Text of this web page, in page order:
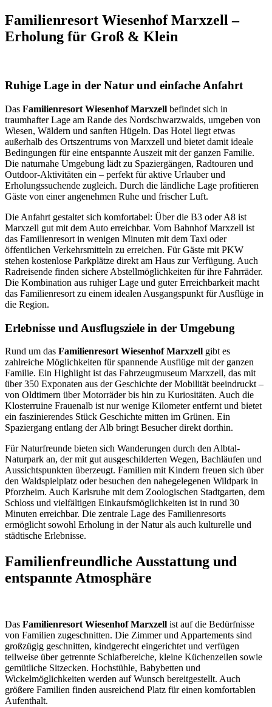
Familienresort Wiesenhof Marxzell –
Erholung für Groß & Klein
Ruhige Lage in der Natur und einfache Anfahrt
Das Familienresort Wiesenhof Marxzell befindet sich in
traumhafter Lage am Rande des Nordschwarzwalds, umgeben von
Wiesen, Wäldern und sanften Hügeln. Das Hotel liegt etwas
außerhalb des Ortszentrums von Marxzell und bietet damit ideale
Bedingungen für eine entspannte Auszeit mit der ganzen Familie.
Die naturnahe Umgebung lädt zu Spaziergängen, Radtouren und
Outdoor-Aktivitäten ein – perfekt für aktive Urlauber und
Erholungssuchende zugleich. Durch die ländliche Lage profitieren
Gäste von einer angenehmen Ruhe und frischer Luft.
Die Anfahrt gestaltet sich komfortabel: Über die B3 oder A8 ist
Marxzell gut mit dem Auto erreichbar. Vom Bahnhof Marxzell ist
das Familienresort in wenigen Minuten mit dem Taxi oder
öffentlichen Verkehrsmitteln zu erreichen. Für Gäste mit PKW
stehen kostenlose Parkplätze direkt am Haus zur Verfügung. Auch
Radreisende finden sichere Abstellmöglichkeiten für ihre Fahrräder.
Die Kombination aus ruhiger Lage und guter Erreichbarkeit macht
das Familienresort zu einem idealen Ausgangspunkt für Ausflüge in
die Region.
Erlebnisse und Ausflugsziele in der Umgebung
Rund um das Familienresort Wiesenhof Marxzell gibt es
zahlreiche Möglichkeiten für spannende Ausflüge mit der ganzen
Familie. Ein Highlight ist das Fahrzeugmuseum Marxzell, das mit
über 350 Exponaten aus der Geschichte der Mobilität beeindruckt –
von Oldtimern über Motorräder bis hin zu Kuriositäten. Auch die
Klosterruine Frauenalb ist nur wenige Kilometer entfernt und bietet
ein faszinierendes Stück Geschichte mitten im Grünen. Ein
Spaziergang entlang der Alb bringt Besucher direkt dorthin.
Für Naturfreunde bieten sich Wanderungen durch den Albtal-
Naturpark an, der mit gut ausgeschilderten Wegen, Bachläufen und
Aussichtspunkten überzeugt. Familien mit Kindern freuen sich über
den Waldspielplatz oder besuchen den nahegelegenen Wildpark in
Pforzheim. Auch Karlsruhe mit dem Zoologischen Stadtgarten, dem
Schloss und vielfältigen Einkaufsmöglichkeiten ist in rund 30
Minuten erreichbar. Die zentrale Lage des Familienresorts
ermöglicht sowohl Erholung in der Natur als auch kulturelle und
städtische Erlebnisse.
Familienfreundliche Ausstattung und
entspannte Atmosphäre
Das Familienresort Wiesenhof Marxzell ist auf die Bedürfnisse
von Familien zugeschnitten. Die Zimmer und Appartements sind
großzügig geschnitten, kindgerecht eingerichtet und verfügen
teilweise über getrennte Schlafbereiche, kleine Küchenzeilen sowie
gemütliche Sitzecken. Hochstühle, Babybetten und
Wickelmöglichkeiten werden auf Wunsch bereitgestellt. Auch
größere Familien finden ausreichend Platz für einen komfortablen
Aufenthalt.